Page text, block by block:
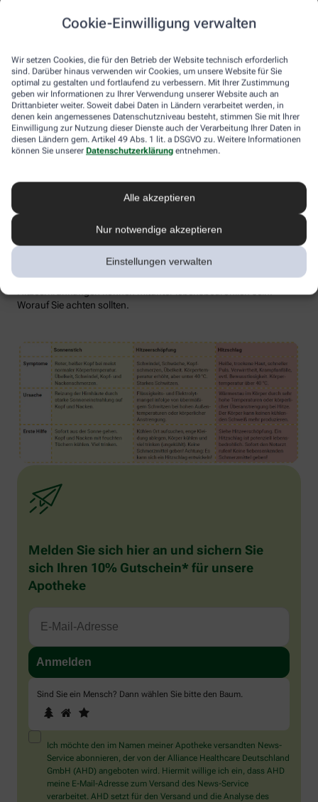
Cookie-Einwilligung verwalten
Wir setzen Cookies, die für den Betrieb der Website technisch erforderlich
sind. Darüber hinaus verwenden wir Cookies, um unsere Website für Sie
optimal zu gestalten und fortlaufend zu verbessern. Mit Ihrer Zustimmung
geben wir Informationen zu Ihrer Verwendung unserer Website auch an
Drittanbieter weiter. Soweit dabei Daten in Ländern verarbeitet werden, in
denen kein angemessenes Datenschutzniveau besteht, stimmen Sie mit Ihrer
Einwilligung zur Nutzung dieser Dienste auch der Verarbeitung Ihrer Daten in
diesen Ländern gem. Artikel 49 Abs. 1 lit. a DSGVO zu. Weitere Informationen
können Sie unserer Datenschutzerklärung entnehmen.
Alle akzeptieren
Nur notwendige akzeptieren
Einstellungen verwalten
Sommer nämlich oft doppelt so hoch wie bei moderaten
Temperaturen. Trinken wir zu wenig, sind Kopfschmerzen und
Weniger bekannt ist, dass ein Flüssigkeitsmangel auch anderen
Organen zusetzt. So kann Hitzestress auch ernsthaft die Nieren
schädigen – und zwar nachhaltig und auch bei gesunden
Menschen. Als Faustregel gilt: Zwei bis drei Liter täglich sollten es
sein. Die besten Durstlöscher: Mineralwasser, ungesüßte Kräuter-
und Früchtetees oder verdünnte Säfte. Auch wasserreiches Obst
und Gemüse wie Melonen, Gurken oder Tomaten kann
Nierenerkrankungen sollte man die Trinkmenge ärztlich
Sonnenstich, Hitzeerschöpfung und
Hitzschlag: Was ist das eigentlich?
Der lange Strandtag in der Sonne, der anstrengende Sport bei 30
Grad oder einfach nur die drückende Hitze in der Stadt:
Worauf Sie achten sollten.
Melden Sie sich hier an und sichern Sie
sich Ihren 10% Gutschein* für unsere
Apotheke
Sind Sie ein Mensch? Dann wählen Sie bitte den Baum
Sind
Sie
ein
Mensch?
Dann
wählen
Sie
bitte
1 2
Ich möchte den im Namen meiner Apotheke versandten News-
Service abonnieren, der von der Alliance Healthcare Deutschland
GmbH (AHD) angeboten wird. Hiermit willige ich ein, dass AHD
meine E-Mail-Adresse zum Versand des News-Service
verarbeitet. AHD setzt für den Versand und die Analyse des